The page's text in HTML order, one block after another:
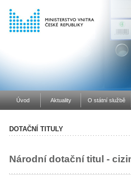
Úvod Aktuality O státní službě
DOTAČNÍ TITULY
Národní dotační titul -